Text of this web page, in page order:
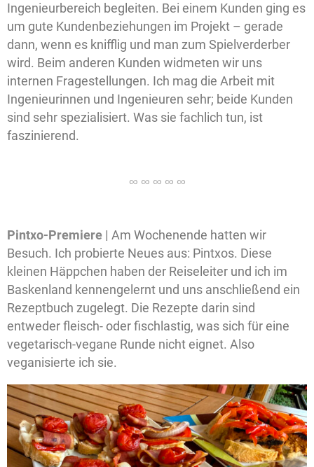
Ingenieurbereich begleiten. Bei einem Kunden ging es
um gute Kundenbeziehungen im Projekt – gerade
dann, wenn es knifflig und man zum Spielverderber
wird. Beim anderen Kunden widmeten wir uns
internen Fragestellungen. Ich mag die Arbeit mit
Ingenieurinnen und Ingenieuren sehr; beide Kunden
sind sehr spezialisiert. Was sie fachlich tun, ist
faszinierend.
Pintxo-Premiere | Am Wochenende hatten wir
Besuch. Ich probierte Neues aus: Pintxos. Diese
kleinen Häppchen haben der Reiseleiter und ich im
Baskenland kennengelernt und uns anschließend ein
Rezeptbuch zugelegt. Die Rezepte darin sind
entweder fleisch- oder fischlastig, was sich für eine
vegetarisch-vegane Runde nicht eignet. Also
veganisierte ich sie.